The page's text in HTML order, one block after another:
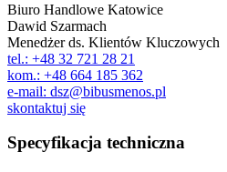
Biuro Handlowe Katowice
Dawid Szarmach
Menedżer ds. Klientów Kluczowych
tel.: +48 32 721 28 21
kom.: +48 664 185 362
e-mail: dsz@bibusmenos.pl
skontaktuj się
Specyfikacja techniczna